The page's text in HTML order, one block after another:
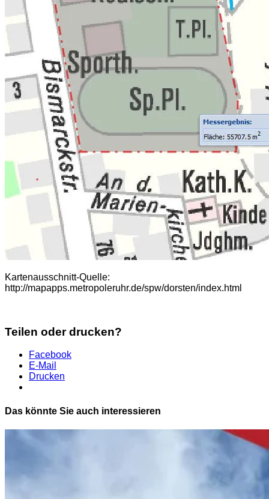
Kartenausschnitt-Quelle:
http://mapapps.metropoleruhr.de/spw/dorsten/index.html
Teilen oder drucken?
Facebook
E-Mail
Drucken
Das könnte Sie auch interessieren